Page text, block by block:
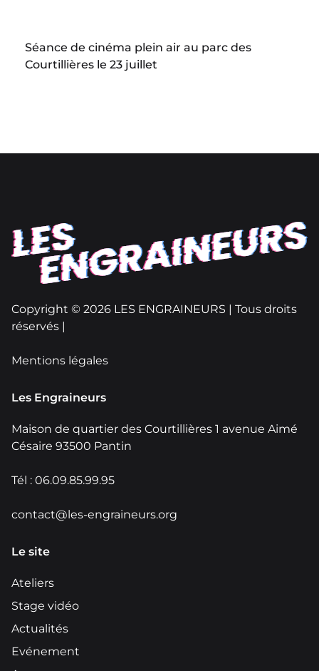
Séance de cinéma plein air au parc des
Courtillières le 23 juillet
Copyright © 2026 LES ENGRAINEURS | Tous droits
réservés |
Mentions légales
Les Engraineurs
Maison de quartier des Courtillières 1 avenue Aimé
Césaire 93500 Pantin
Tél : 06.09.85.99.95
contact@les-engraineurs.org
Le site
Ateliers
Stage vidéo
Actualités
Evénement